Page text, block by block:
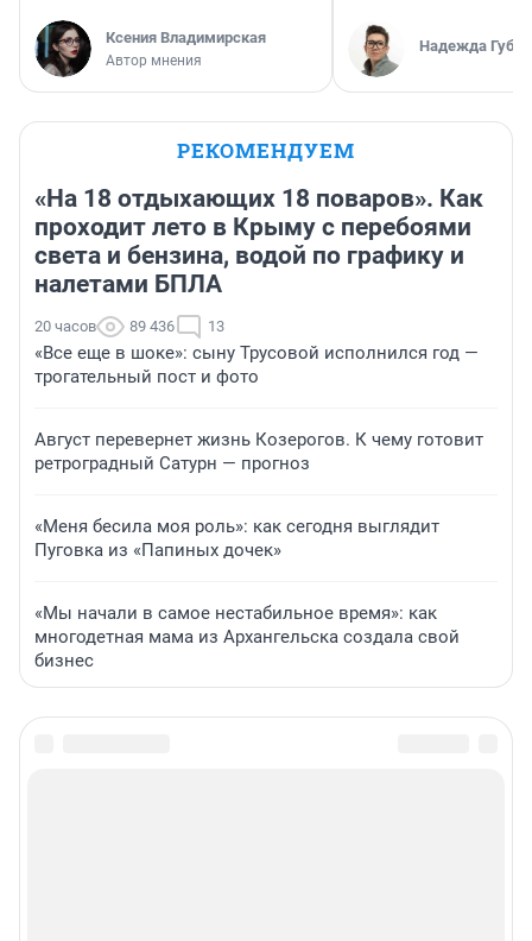
Ксения Владимирская
Автор мнения
Надежда
РЕКОМЕНДУЕМ
«На 18 отдыхающих 18 поваров». Как
проходит лето в Крыму с перебоями
света и бензина, водой по графику и
налетами БПЛА
20 часов 89 436 13
«Все еще в шоке»: сыну Трусовой исполнился год —
трогательный пост и фото
Август перевернет жизнь Козерогов. К чему готовит
ретроградный Сатурн — прогноз
«Меня бесила моя роль»: как сегодня выглядит
Пуговка из «Папиных дочек»
«Мы начали в самое нестабильное время»: как
многодетная мама из Архангельска создала свой
бизнес